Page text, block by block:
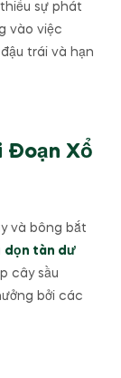
sự phát
vào việc
trái và hạn
Đoạn Xổ
và bông bắt
dọn tàn dư
cây sầu
bởi các